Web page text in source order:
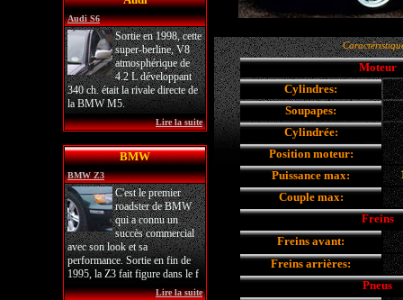
Audi S6
Sortie en 1998, cette
super-berline, V8
atmosphérique de
4.2 L développant
340 ch. était la rivale directe de
la BMW M5.
Lire la suite
BMW
BMW Z3
C'est le premier
roadster de BMW
qui a connu un
succès commercial
avec son look et sa
performance. Sortie en fin de
1995, la Z3 fait figure dans le f
Lire la suite
Moteur
Cylindres:
Soupapes:
Cylindrée:
Position moteur:
Puissance max:
Couple max:
Freins
Freins avant:
Freins arrières:
Pneus